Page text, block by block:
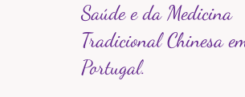
Saúde e da Medicina
Tradicional Chinesa
Portugal.